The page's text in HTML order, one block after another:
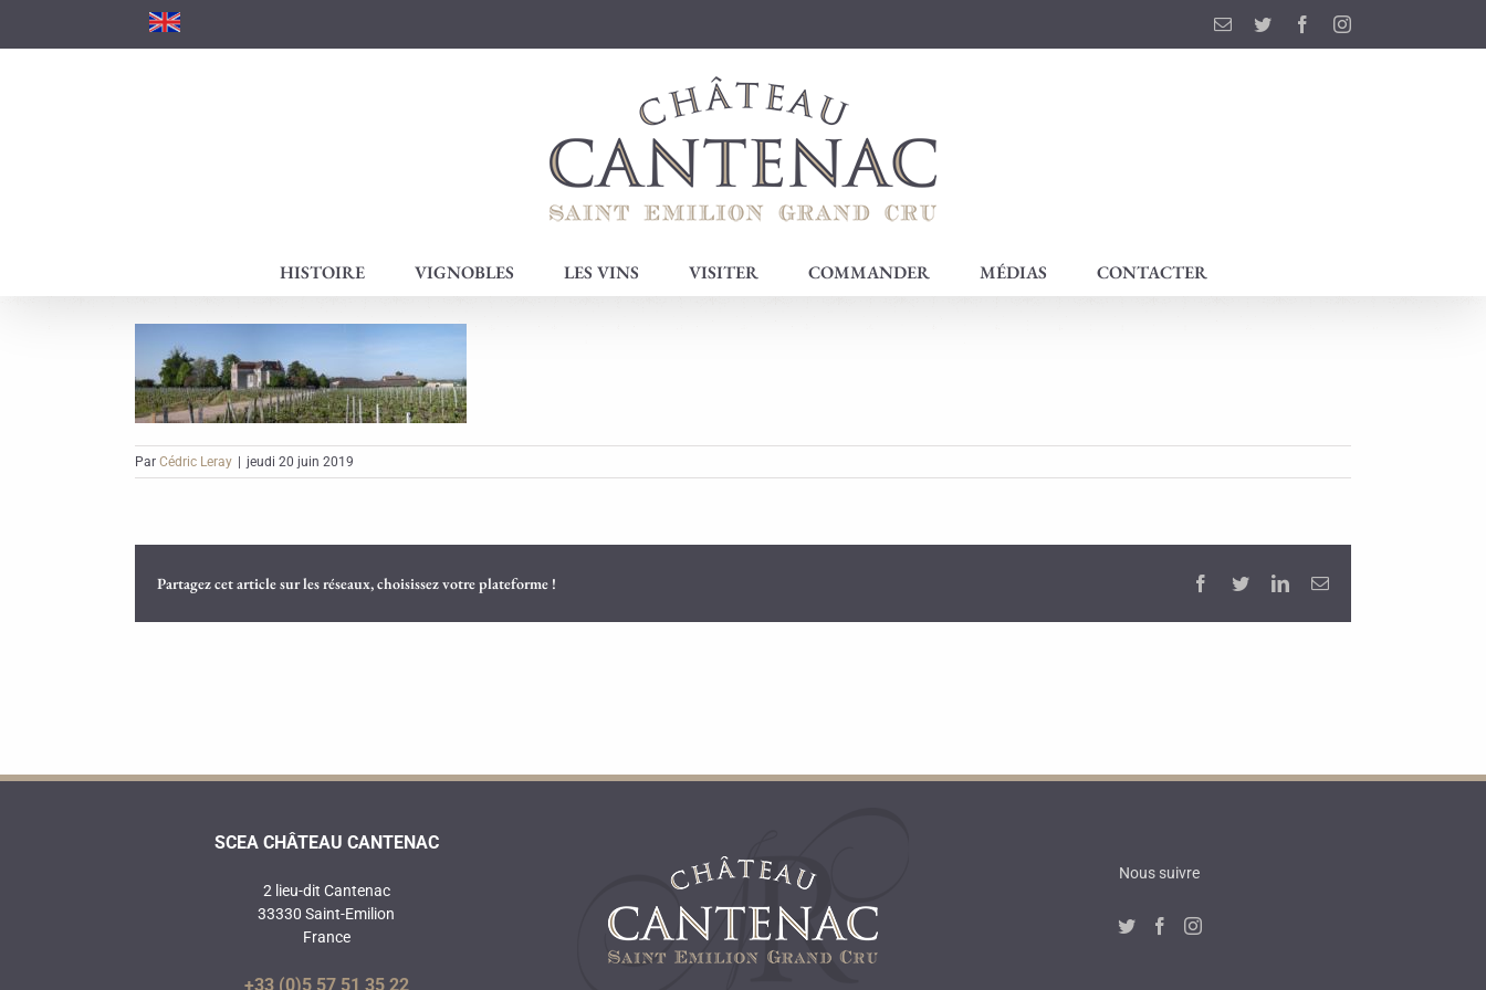
EmailTwitter FacebookInstagram
HISTOIRE VIGNOBLES LES VINS VISITER COMMANDER MÉDIAS CONTACTER
Par Cédric Leray jeudi 20 juin 2019
Partagez cet article sur les réseaux, choisissez votre plateforme ! Facebook
TwitterLinkedInEmail
SCEA CHÂTEAU CANTENAC
2 lieu-dit Cantenac
33330 Saint-Emilion
France
+33 (0)5 57 51 35 22
Nous suivre